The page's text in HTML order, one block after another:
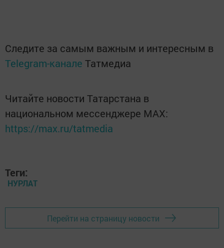
Следите за самым важным и интересным в
Telegram-канале Татмедиа
Читайте новости Татарстана в
национальном мессенджере MАХ:
https://max.ru/tatmedia
Теги:
НУРЛАТ
Перейти на страницу новости